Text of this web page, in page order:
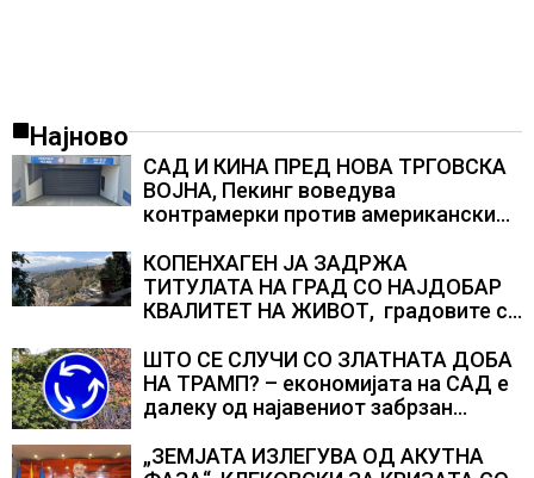
Најново
САД И КИНА ПРЕД НОВА ТРГОВСКА
ВОЈНА, Пекинг воведува
контрамерки против американски
КОПЕНХАГЕН ЈА ЗАДРЖА
ТИТУЛАТА НА ГРАД СО НАЈДОБАР
КВАЛИТЕТ НА ЖИВОТ, градовите со
да бидат обележани со
комбинација од фактори
ШТО СЕ СЛУЧИ СО ЗЛАТНАТА ДОБА
НА ТРАМП? – економијата на САД е
далеку од најавениот забрзан
„ЗЕМЈАТА ИЗЛЕГУВА ОД АКУТНА